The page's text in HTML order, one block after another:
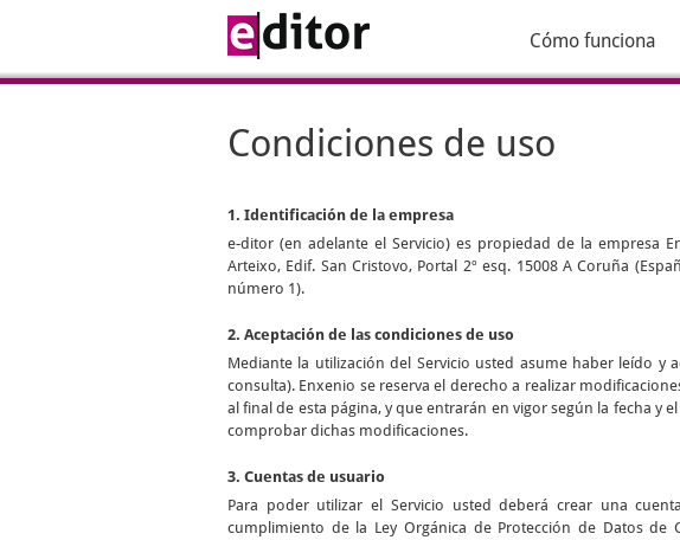
Cómo funciona
Condiciones de uso
1. Identificación de la empresa
e-ditor (en adelante el Servicio) es propiedad de la empresa
Arteixo, Edif. San Cristovo, Portal 2º esq. 15008 A Coruña
número 1).
2. Aceptación de las condiciones de uso
Mediante la utilización del Servicio usted asume haber leído
consulta). Enxenio se reserva el derecho a realizar
al final de esta página, y que entrarán en vigor según la fecha y
comprobar dichas modificaciones.
3. Cuentas de usuario
Para poder utilizar el Servicio usted deberá crear una
cumplimiento de la Ley Orgánica de Protección de Datos